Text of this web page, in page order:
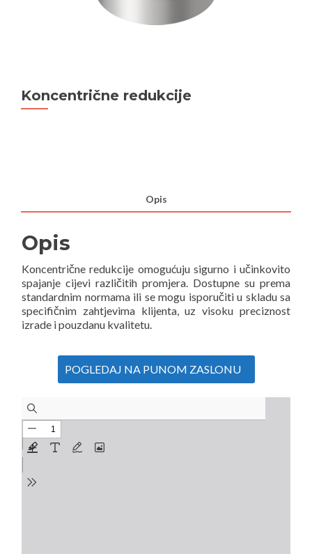
Koncentrične redukcije
Opis
Opis
Koncentrične redukcije omogućuju sigurno i učinkovito
spajanje cijevi različitih promjera. Dostupne su prema
standardnim normama ili se mogu isporučiti u skladu sa
specifičnim zahtjevima klijenta, uz visoku preciznost
izrade i pouzdanu kvalitetu.
POGLEDAJ NA PUNOM ZASLONU